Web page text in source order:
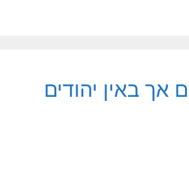
אך באין יהודים